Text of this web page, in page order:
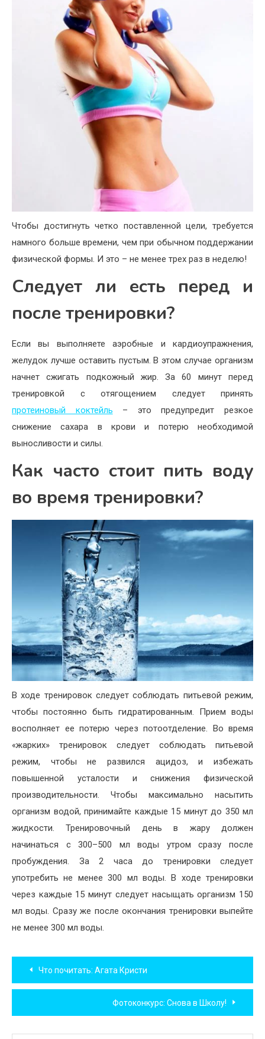
Чтобы достигнуть четко поставленной цели, требуется
намного больше времени, чем при обычном поддержании
физической формы. И это – не менее трех раз в неделю!
Следует ли есть перед и
после тренировки?
Если вы выполняете аэробные и кардиоупражнения,
желудок лучше оставить пустым. В этом случае организм
начнет сжигать подкожный жир. За 60 минут перед
тренировкой с отягощением следует принять
протеиновый коктейль – это предупредит резкое
снижение сахара в крови и потерю необходимой
выносливости и силы.
Как часто стоит пить воду
во время тренировки?
В ходе тренировок следует соблюдать питьевой режим,
чтобы постоянно быть гидратированным. Прием воды
восполняет ее потерю через потоотделение. Во время
«жарких» тренировок следует соблюдать питьевой
режим, чтобы не развился ацидоз, и избежать
повышенной усталости и снижения физической
производительности. Чтобы максимально насытить
организм водой, принимайте каждые 15 минут до 350 мл
жидкости. Тренировочный день в жару должен
начинаться с 300–500 мл воды утром сразу после
пробуждения. За 2 часа до тренировки следует
употребить не менее 300 мл воды. В ходе тренировки
через каждые 15 минут следует насыщать организм 150
мл воды. Сразу же после окончания тренировки выпейте
не менее 300 мл воды.
Навигация
по
записям
Что почитать: Агата Кристи
Фотоконкурс: Снова в Школу!